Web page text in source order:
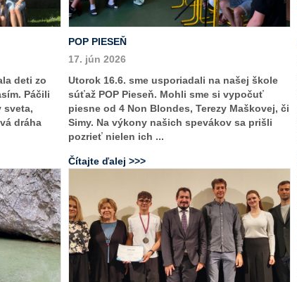
deti zo
Páčili
sveta,
dráha
POP PIESEŇ
17. jún 2026
Utorok 16.6. sme usporiadali na našej škole
súťaž POP Pieseň. Mohli sme si vypočuť
piesne od 4 Non Blondes, Terezy Maškovej, či
Simy. Na výkony našich spevákov sa prišli
pozrieť nielen ich ...
Čítajte ďalej >>>